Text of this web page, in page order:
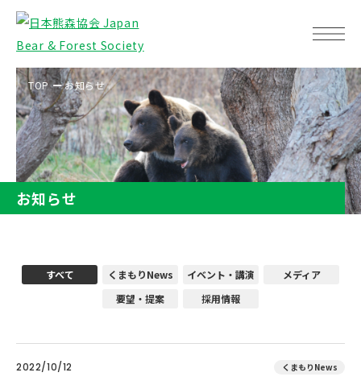
TOP お知らせ
お知らせ
すべて くまもりNews イベント・講演
メディア
要望・提案
採用情報
2022/10/12 くまもりNews